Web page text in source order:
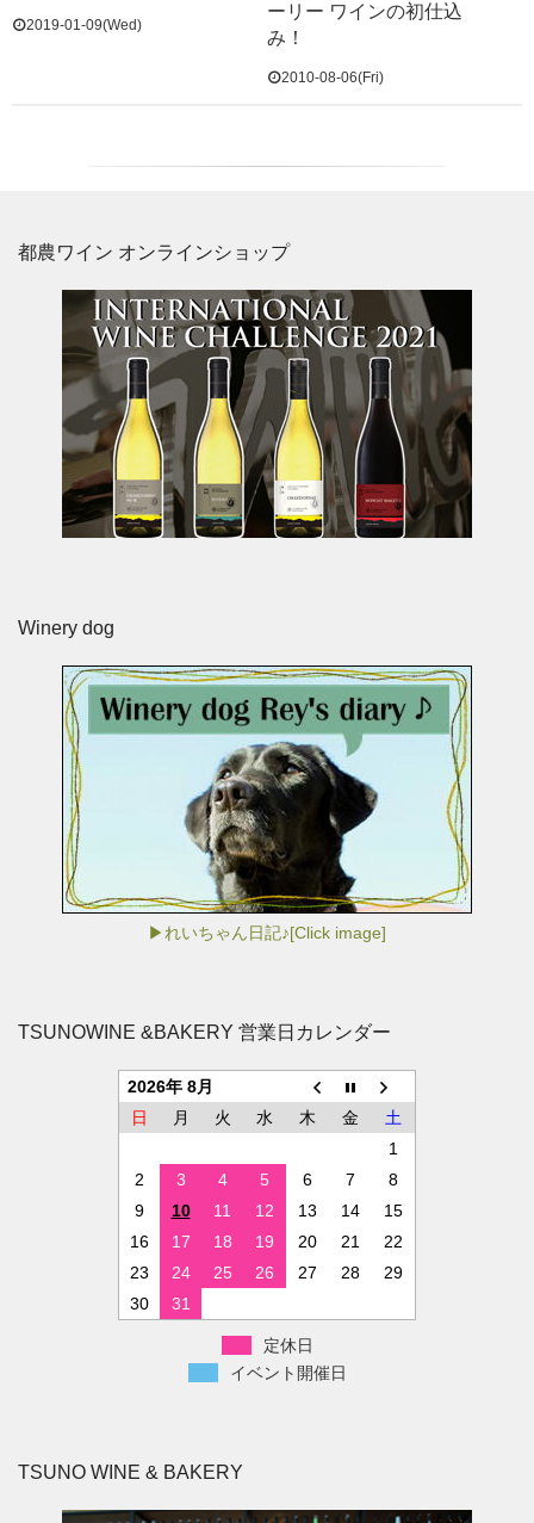
2019-01-09(Wed)
ーリー ワインの初仕込
み！
2010-08-06(Fri)
都農ワイン オンラインショップ
Winery dog
▶れいちゃん日記♪[Click image]
TSUNOWINE &BAKERY 営業日カレンダー
2026年 8月
日
月 火 水 木 金
土
1
2
3 4 5 6 7
8
9
10 11 12 13 14
15
16
17 18 19 20 21
22
23
24 25 26 27 28
29
30
31
定休日
イベント開催日
TSUNO WINE & BAKERY